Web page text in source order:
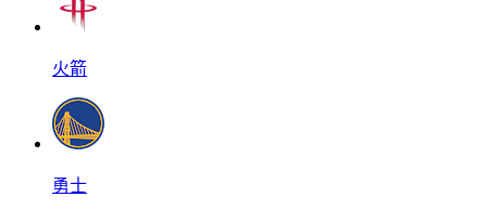
火箭
勇士